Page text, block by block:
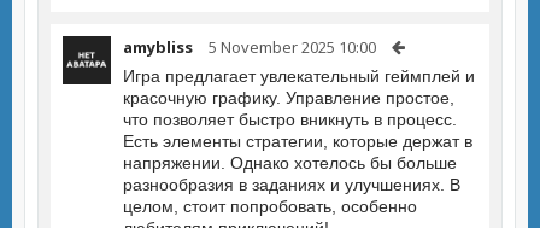
amybliss 5 November 2025 10:00
Игра предлагает увлекательный геймплей и
красочную графику. Управление простое,
что позволяет быстро вникнуть в процесс.
Есть элементы стратегии, которые держат в
напряжении. Однако хотелось бы больше
разнообразия в заданиях и улучшениях. В
целом, стоит попробовать, особенно